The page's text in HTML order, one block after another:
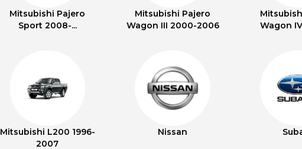
Mitsubishi Pajero
Sport 2008-...
Mitsubishi Pajero
Wagon III 2000-2006
Wagon
Mitsubishi L200 1996-
2007
Nissan